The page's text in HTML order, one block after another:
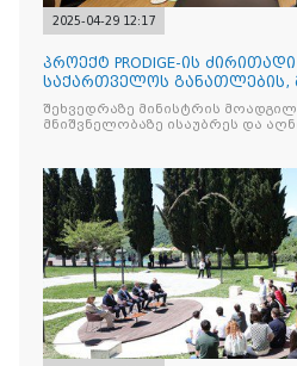
2025-04-29 12:17
პროექტ PRODIGE-ის
საქართველოს განათლების,
ახალგაზრდობის სამინისტრ
შეხვედრაზე მინისტრის
მნიშვნელობაზე ისაუბრეს და